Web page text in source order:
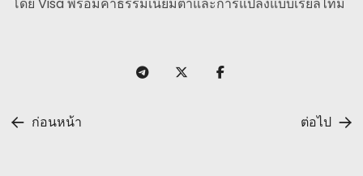
ก่อนหน้า ต่อไป